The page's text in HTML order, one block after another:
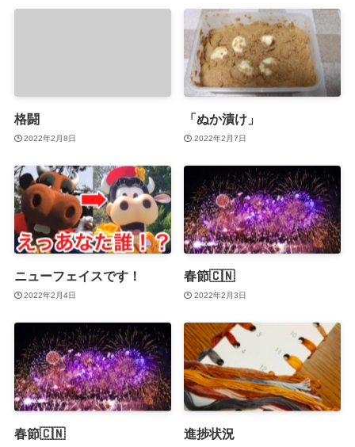
格闘
2022年2月8日
「ぬか漬け」
2022年2月7日
ニューフェイスです！
2022年2月4日
春節🇨🇳
2022年2月3日
春節🇨🇳 進捗状況